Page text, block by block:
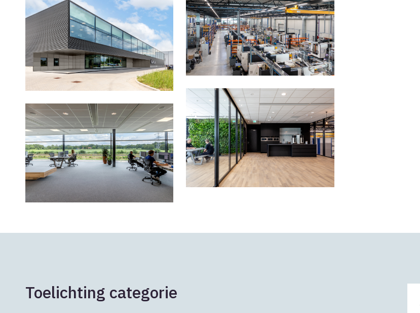
Toelichting categorie